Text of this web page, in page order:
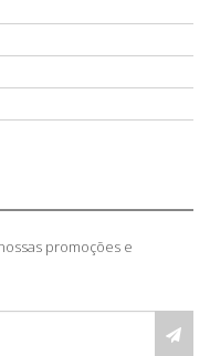
promoções e